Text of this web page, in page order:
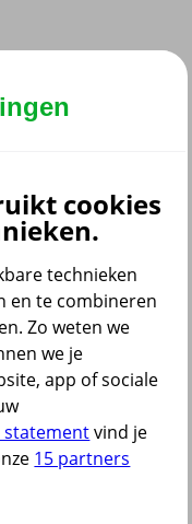
cookies
technieken
en te combineren
Zo weten we
we je
app of sociale
statementvind je
15 partners